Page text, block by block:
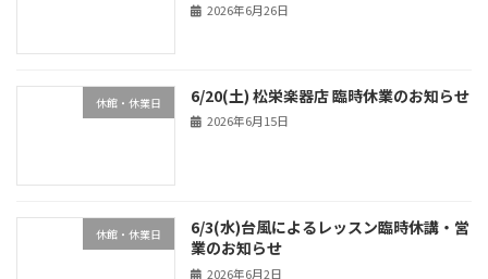
2026年6月26日
休館・休業日 6/20(土) 松栄楽器店 臨時休業のお知らせ
2026年6月15日
休館・休業日
6/3(水)台風によるレッスン臨時休講・営
業のお知らせ
2026年6月2日